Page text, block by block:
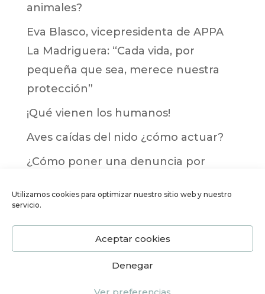
Utilizamos cookies para optimizar nuestro sitio web y nuestro
servicio.
Aceptar cookies
Denegar
Ver preferencias
animales?
Eva Blasco, vicepresidenta de APPA
La Madriguera: “Cada vida, por
pequeña que sea, merece nuestra
protección”
¡Qué vienen los humanos!
Aves caídas del nido ¿cómo actuar?
¿Cómo poner una denuncia por